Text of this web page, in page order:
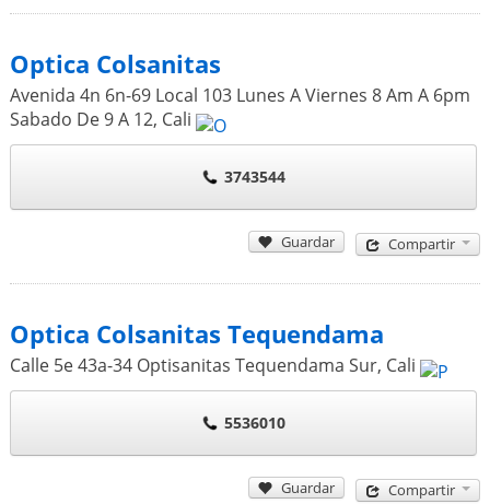
Optica Colsanitas
Avenida 4n 6n-69 Local 103 Lunes A Viernes 8 Am A 6pm
Sabado De 9 A 12, Cali
3743544
Guardar Compartir
Optica Colsanitas Tequendama
Calle 5e 43a-34 Optisanitas Tequendama Sur, Cali
5536010
Guardar Compartir